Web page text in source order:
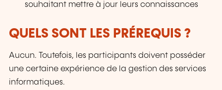
souhaitant mettre à jour leurs connaissances
QUELS SONT LES PRÉREQUIS ?
Aucun. Toutefois, les participants doivent posséder
une certaine expérience de la gestion des services
informatiques.